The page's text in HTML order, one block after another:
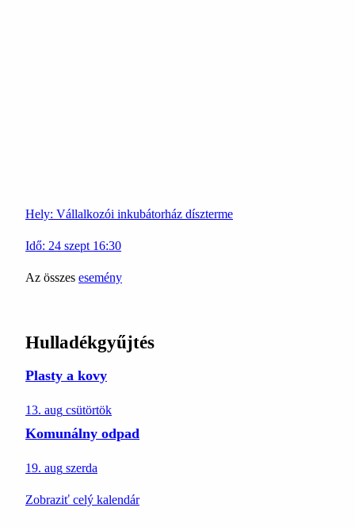
Hely: Vállalkozói inkubátorház díszterme
Idő: 24 szept 16:30
Az összes esemény
Hulladékgyűjtés
Plasty a kovy
13. aug csütörtök
Komunálny odpad
19. aug szerda
Zobraziť celý kalendár